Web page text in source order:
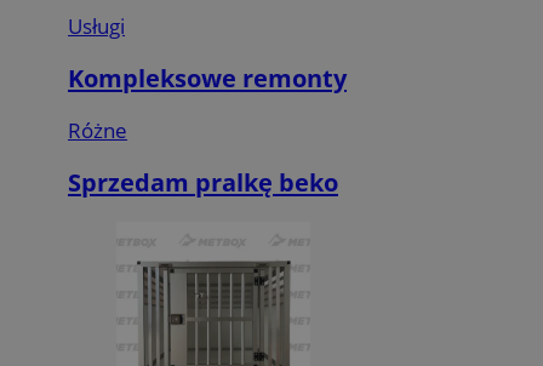
Usługi
Kompleksowe remonty
Różne
Sprzedam pralkę beko